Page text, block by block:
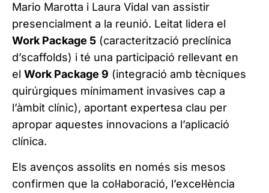
Mario Marotta i Laura Vidal van assistir
presencialment a la reunió. Leitat lidera el
Work Package 5 (caracterització preclínica
d’scaffolds) i té una participació rellevant en
el Work Package 9 (integració amb tècniques
quirúrgiques mínimament invasives cap a
l’àmbit clínic), aportant expertesa clau per
apropar aquestes innovacions a l’aplicació
clínica.
Els avenços assolits en només sis mesos
confirmen que la col·laboració, l’excel·lència